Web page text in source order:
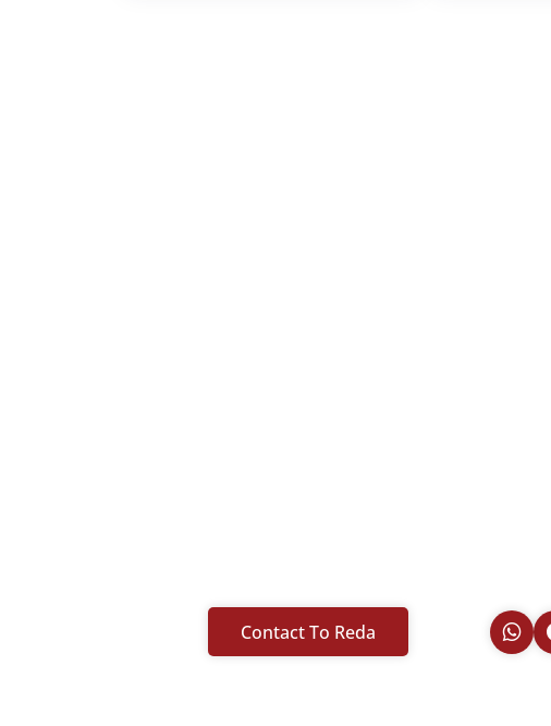
Contact To Reda